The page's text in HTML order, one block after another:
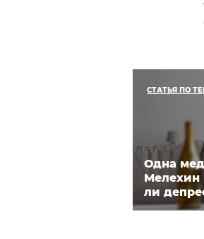
СТАТЬЯ ПО
Одна
Мелехин
ли